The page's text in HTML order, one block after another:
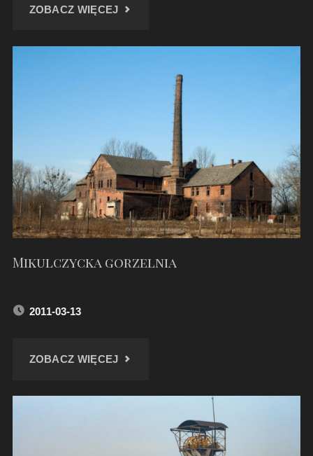
ZOBACZ WIĘCEJ"KOPALNIA
2011"
Mikulczycka gorzelnia
2011-03-13
ZOBACZ WIĘCEJ"MIKULCZYCKA
GORZELNIA"